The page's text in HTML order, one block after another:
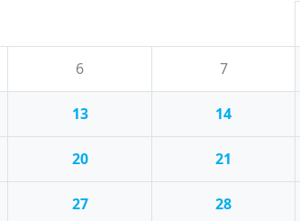
6 7
13 14
20 21
27 28